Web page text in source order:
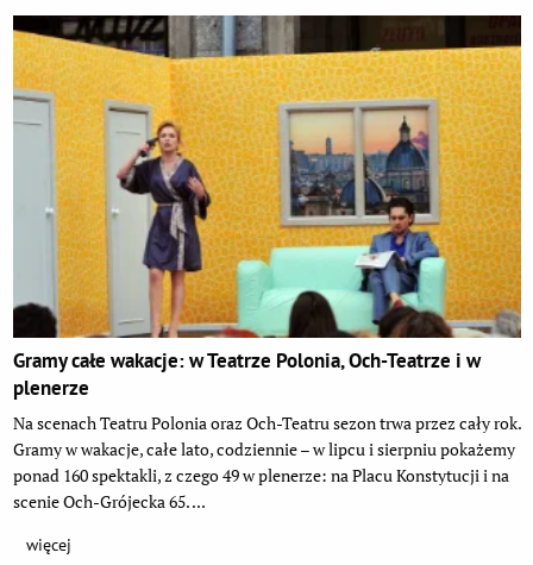
Gramy całe wakacje: w Teatrze Polonia, Och-Teatrze i w
plenerze
Na scenach Teatru Polonia oraz Och-Teatru sezon trwa przez cały rok.
Gramy w wakacje, całe lato, codziennie – w lipcu i sierpniu pokażemy
ponad 160 spektakli, z czego 49 w plenerze: na Placu Konstytucji i na
scenie Och-Grójecka 65. ...
więcej